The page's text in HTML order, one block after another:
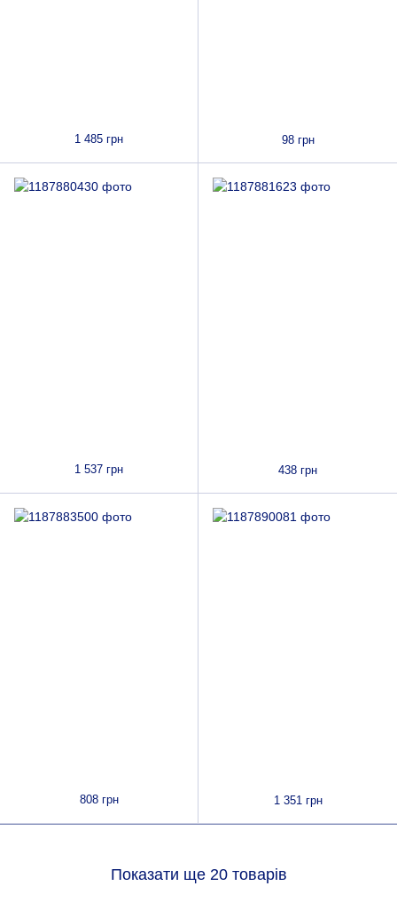
1 485 грн 98 грн
1 537 грн 438 грн
808 грн 1 351 грн
Показати ще 20 товарів